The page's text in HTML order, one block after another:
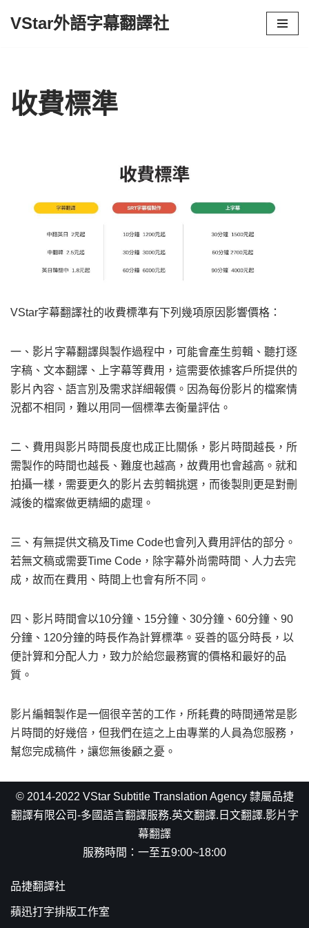
VStar外語字幕翻譯社
收費標準
VStar字幕翻譯社的收費標準有下列幾項原因影響價格：
一、影片字幕翻譯與製作過程中，可能會產生剪輯、聽打逐
字稿、文本翻譯、上字幕等費用，這需要依據客戶所提供的
影片內容、語言別及需求詳細報價。因為每份影片的檔案情
況都不相同，難以用同一個標準去衡量評估。
二、費用與影片時間長度也成正比關係，影片時間越長，所
需製作的時間也越長、難度也越高，故費用也會越高。就和
拍攝一樣，需要更久的影片去剪輯挑選，而後製則更是對刪
減後的檔案做更精細的處理。
三、有無提供文稿及Time Code也會列入費用評估的部分。
若無文稿或需要Time Code，除字幕外尚需時間、人力去完
成，故而在費用、時間上也會有所不同。
四、影片時間會以10分鐘、15分鐘、30分鐘、60分鐘、90
分鐘、120分鐘的時長作為計算標準。妥善的區分時長，以
便計算和分配人力，致力於給您最務實的價格和最好的品
質。
影片編輯製作是一個很辛苦的工作，所耗費的時間通常是影
片時間的好幾倍，但我們在這之上由專業的人員為您服務，
幫您完成稿件，讓您無後顧之憂。
© 2014-2022 VStar Subtitle Translation Agency 隸屬品捷
翻譯有限公司-多國語言翻譯服務.英文翻譯.日文翻譯.影片字
幕翻譯
服務時間：一至五9:00~18:00
品捷翻譯社
蘋迅打字排版工作室